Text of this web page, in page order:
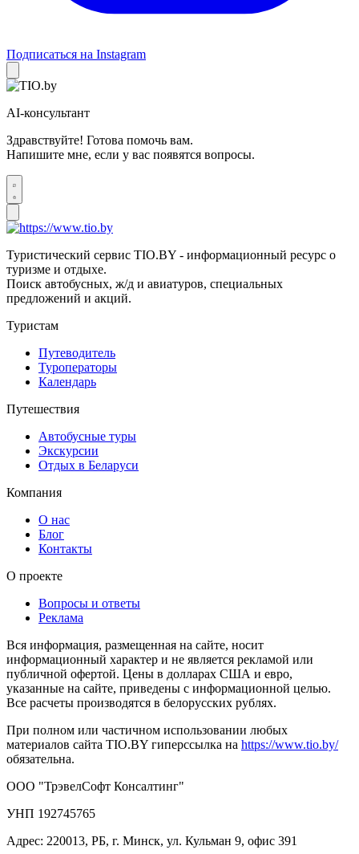
Подписаться на Instagram
AI-консультант
Здравствуйте! Готова помочь вам.
Напишите мне, если у вас появятся вопросы.
Туристический сервис TIO.BY - информационный ресурс о
туризме и отдыхе.
Поиск автобусных, ж/д и авиатуров, специальных
предложений и акций.
Туристам
Путеводитель
Туроператоры
Календарь
Путешествия
Автобусные туры
Экскурсии
Отдых в Беларуси
Компания
О нас
Блог
Контакты
О проекте
Вопросы и ответы
Реклама
Вся информация, размещенная на сайте, носит
информационный характер и не является рекламой или
публичной офертой. Цены в долларах США и евро,
указанные на сайте, приведены с информационной целью.
Все расчеты производятся в белорусских рублях.
При полном или частичном использовании любых
материалов сайта TIO.BY гиперссылка на https://www.tio.by/
обязательна.
ООО "ТрэвелСофт Консалтинг"
УНП 192745765
Адрес: 220013, РБ, г. Минск, ул. Кульман 9, офис 391